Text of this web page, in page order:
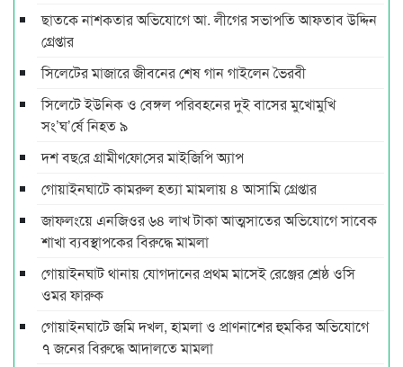
ছাতকে নাশকতার অভিযোগে আ. লীগের সভাপ‌তি আফতাব উদ্দিন
গ্রেপ্তার
সিলেটের মাজারে জীবনের শেষ গান গাইলেন ভৈরবী
সিলেটে ইউনিক ও বেঙ্গল পরিবহনের দুই বাসের মুখোমুখি
সং’ঘ’র্ষে নিহত ৯
দশ বছ‌রে গ্রামীণ‌ফো‌সের মাইজিপি অ্যাপ
গোয়াইনঘাটে কামরুল হত্যা মামলায় ৪ আসামি গ্রেপ্তার
জাফলংয়ে এনজিওর ৬৪ লাখ টাকা আত্মসাতের অভিযোগে সাবেক
শাখা ব্যবস্থাপকের বিরুদ্ধে মামলা
গোয়াইনঘাট থানায় যোগদানের প্রথম মাসেই রেঞ্জের শ্রেষ্ঠ ওসি
ওমর ফারুক
গোয়াইনঘাটে জমি দখল, হামলা ও প্রাণনাশের হুমকির অভিযোগে
৭ জনের বিরুদ্ধে আদালতে মামলা